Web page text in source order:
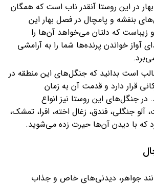
در این روستا آنقدر ناب است که همگان
بنفشه و پامچال در فصل بهار این
زیباست که دلتان می‌خواهد آن‌ها را
آواز خواندن پرنده‌ها شما را به آرامشی
است بدانید که جنگل‌های این منطقه در
قرار دارد و قدمت آن به زمان
در جنگل‌های این روستا نیز انواع
جنگلی، فندق، زغال اخته، افرا، تمشک،
که با دیدن آن‌ها حیرت زده می‌شوید.
جواهر، دیدنی‌های خاص و جذاب